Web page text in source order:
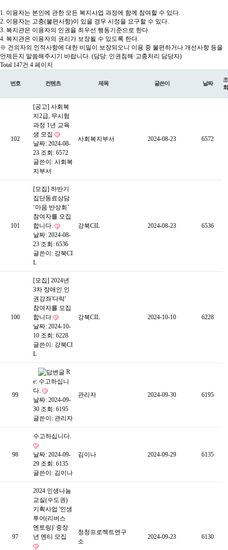
1. 이용자는 본인에 관한 모든 복지사업 과정에 함께 참여할 수 있다.
2. 이용자는 고충(불편사항)이 있을 경우 시정을 요구할 수 있다.
3. 복지관은 이용자의 인권을 최우선 행동기준으로 한다.
4. 복지관은 이용자의 권리가 보장될 수 있도록 한다.
※ 건의자의 인적사항에 대한 비밀이 보장되오니 이용 중 불편하거나 개선사항 등을
언제든지 말씀해주시기 바랍니다. (담당: 인권침해·고충처리 담당자)
Total 147건 4 페이지
번호 컨텐츠 제목 글쓴이 날짜
조
회
102
[공고] 사회복
지2급, 무시험
과정 1년 교육
생 모집
날짜: 2024-08-
23 조회: 6572
글쓴이: 사회복
지부서
사회복지부서 2024-08-23 6572
101
[모집] 하반기
집단동료상담
‘마음 반상회’
참여자를 모집
합니다.
날짜: 2024-08-
23 조회: 6536
글쓴이: 강북CI
L
강북CIL 2024-08-23 6536
100
[모집] 2024년
3차 장애인 인
권강좌'다락'
참여자를 모집
합니다
날짜: 2024-10-
10 조회: 6228
글쓴이: 강북CI
L
강북CIL 2024-10-10 6228
99
R
e: 수고하십니
다.
날짜: 2024-09-
30 조회: 6195
글쓴이: 관리자
관리자 2024-09-30 6195
98
수고하십니다.
날짜: 2024-09-
29 조회: 6135
글쓴이: 김이나
김이나 2024-09-29 6135
97
2024 인생나눔
교실(수도권)
기획사업 '인생
투어(리버스
멘토링)' 중장
년 멘티 모집
청청프로젝트연구
소
2024-09-23 6130